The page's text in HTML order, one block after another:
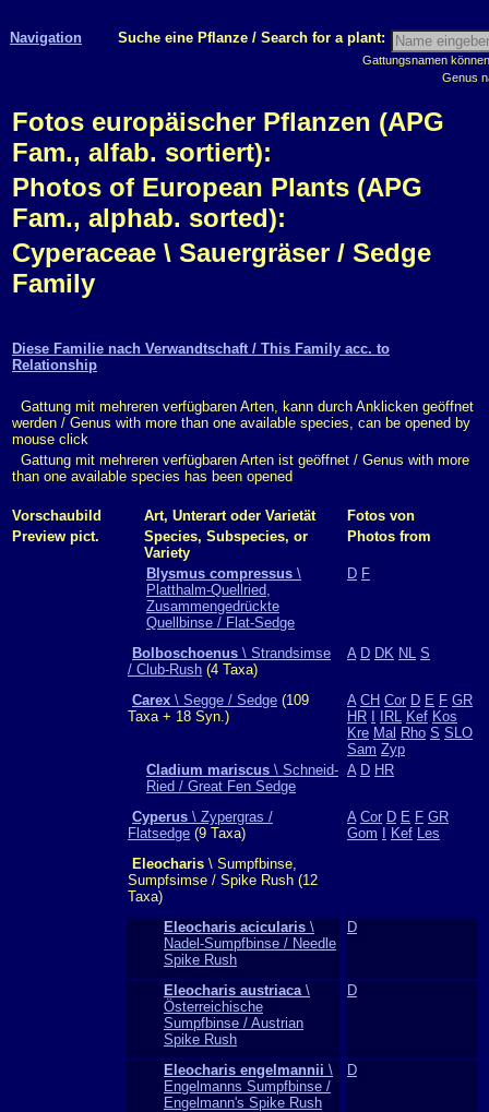
Navigation Suche eine Pflanze / Search for a plant:
Gattungsnamen
Genus
Fotos europäischer Pflanzen (APG
Fam., alfab. sortiert):
Photos of European Plants (APG
Fam., alphab. sorted):
Cyperaceae \ Sauergräser / Sedge
Family
Diese Familie nach Verwandtschaft / This Family acc. to
Relationship
Gattung mit mehreren verfügbaren Arten, kann durch Anklicken geöffnet
werden / Genus with more than one available species, can be opened by
mouse click
Gattung mit mehreren verfügbaren Arten ist geöffnet / Genus with more
than one available species has been opened
Vorschaubild Art, Unterart oder Varietät
Fotos von
Preview pict.
Species, Subspecies, or
Variety
Photos from
Blysmus compressus \
Platthalm-Quellried,
Zusammengedrückte
Quellbinse / Flat-Sedge
D F
Bolboschoenus \ Strandsimse
/ Club-Rush (4 Taxa)
A D DK NL S
Carex \ Segge / Sedge (109
Taxa + 18 Syn.)
A CH Cor D E F GR
HR
IRL Kef Kos
Kre Mal Rho S SLO
Sam Zyp
Cladium mariscus \ Schneid-
Ried / Great Fen Sedge
A D HR
Cyperus \ Zypergras /
Flatsedge (9 Taxa)
A Cor D E F GR
Gom
Kef Les
Eleocharis \ Sumpfbinse,
Sumpfsimse / Spike Rush (12
Taxa)
Eleocharis acicularis \
Nadel-Sumpfbinse / Needle
Spike Rush
D
Eleocharis austriaca\
Österreichische
Sumpfbinse / Austrian
Spike Rush
D
Eleocharis engelmannii \
Engelmanns Sumpfbinse /
Engelmann's Spike Rush
D